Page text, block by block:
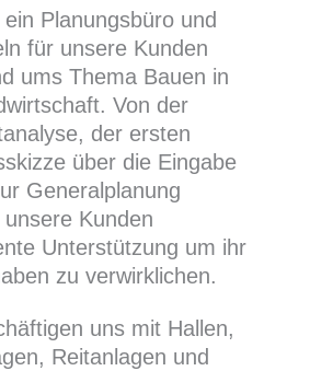
Planungsbüro und
für unsere Kunden
ums Thema Bauen in
Von der
der ersten
über die Eingabe
Generalplanung
Kunden
Unterstützung um ihr
zu verwirklichen.
uns mit Hallen,
Reitanlagen und